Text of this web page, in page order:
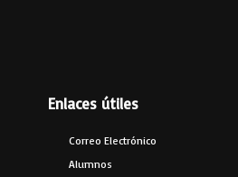
Enlaces útiles
Correo Electrónico
Alumnos